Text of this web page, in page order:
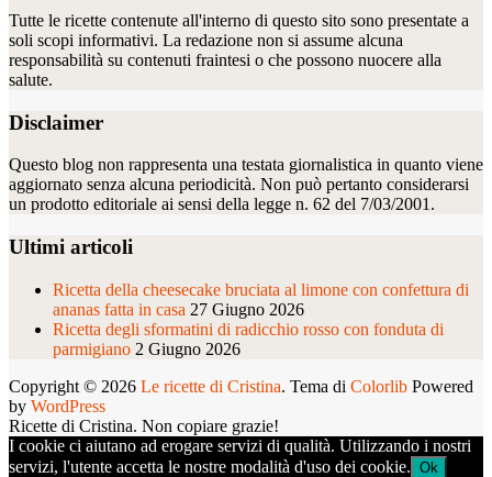
Tutte le ricette contenute all'interno di questo sito sono presentate a
soli scopi informativi. La redazione non si assume alcuna
responsabilità su contenuti fraintesi o che possono nuocere alla
salute.
Disclaimer
Questo blog non rappresenta una testata giornalistica in quanto viene
aggiornato senza alcuna periodicità. Non può pertanto considerarsi
un prodotto editoriale ai sensi della legge n. 62 del 7/03/2001.
Ultimi articoli
Ricetta della cheesecake bruciata al limone con confettura di
ananas fatta in casa 27 Giugno 2026
Ricetta degli sformatini di radicchio rosso con fonduta di
parmigiano 2 Giugno 2026
Copyright © 2026 Le ricette di Cristina. Tema di Colorlib Powered
by WordPress
Ricette di Cristina. Non copiare grazie!
I cookie ci aiutano ad erogare servizi di qualità. Utilizzando i nostri
servizi, l'utente accetta le nostre modalità d'uso dei cookie. Ok